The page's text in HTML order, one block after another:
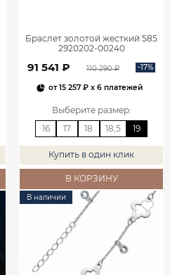
Браслет золотой жесткий 585
2920202-00240
91 541 ₽ 110 290 ₽ -17%
от15 257 ₽ x 6 платежей
Выберите размер:
16
17 18 18,5 19
Купить в один клик
В КОРЗИНУ
В наличии